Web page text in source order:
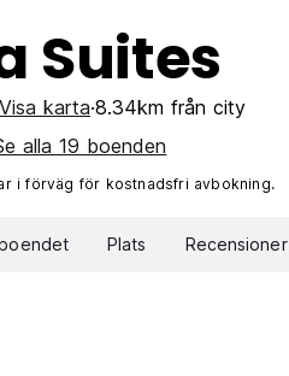
Suites
Visa karta 8.34km från city
alla 19 boenden
i förväg för kostnadsfri avbokning.
Plats Recensioner